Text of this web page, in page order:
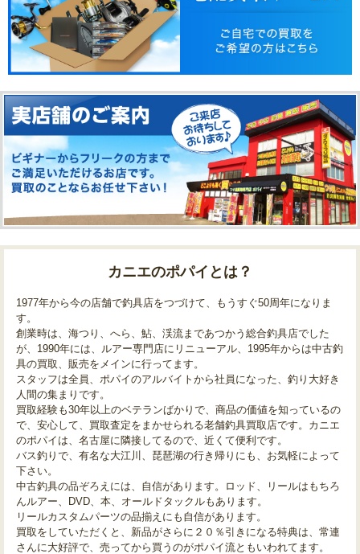
カニエのポパイとは？
1977年から今の店舗で釣具店をつづけて、もうすぐ50周年になりま
す。
創業時は、海つり、へら、鮎、渓流まであつかう総合釣具店でした
が、1990年には、ルアー専門店にリニューアル、1995年からは中古釣
具の買取、販売をメインに行ってます。
スタッフは全員、ポパイのアルバイトから社員になった、釣り大好き
人間の集まりです。
買取経験も30年以上のベテランばかりで、商品の価値を知っているの
で、安心して、買取査定をまかせられる老舗釣具買取店です。カニエ
のポパイは、名古屋に隣接してるので、近くて便利です。
バス釣りで、有名な大江川、琵琶湖の行き帰りにも、お気軽によって
下さい。
中古釣具の品ぞろえには、自信があります。ロッド、リールはもちろ
んルアー、DVD、本、オールドタックルもあります。
リールカスタムパーツの品揃えにも自信があります。
買取をしていただくと、新品がさらに２０％引きになる特典は、常連
さんに大好評で、売ってから買うのがポパイ流ともいわれてます。